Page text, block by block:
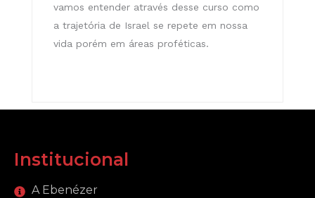
vamos entender através desse curso como
a trajetória de Israel se repete em nossa
vida porém em áreas proféticas.
Institucional
A Ebenézer